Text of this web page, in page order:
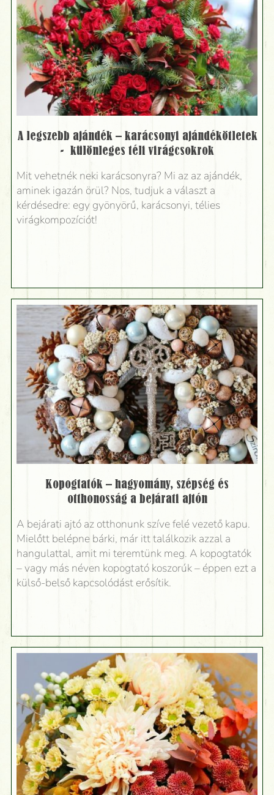
A legszebb ajándék – karácsonyi ajándékötletek
- különleges téli virágcsokrok
Mit vehetnék neki karácsonyra? Mi az az ajándék,
aminek igazán örül? Nos, tudjuk a választ a
kérdésedre: egy gyönyörű, karácsonyi, télies
virágkompozíciót!
Kopogtatók – hagyomány, szépség és
otthonosság a bejárati ajtón
A bejárati ajtó az otthonunk szíve felé vezető kapu.
Mielőtt belépne bárki, már itt találkozik azzal a
hangulattal, amit mi teremtünk meg. A kopogtatók
– vagy más néven kopogtató koszorúk – éppen ezt a
külső-belső kapcsolódást erősítik.